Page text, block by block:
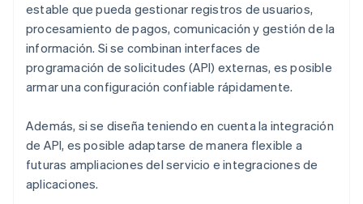
estable que pueda gestionar registros de usuarios,
procesamiento de pagos, comunicación y gestión de la
información. Si se combinan interfaces de
programación de solicitudes (API) externas, es posible
armar una configuración confiable rápidamente.
Además, si se diseña teniendo en cuenta la integración
de API, es posible adaptarse de manera flexible a
futuras ampliaciones del servicio e integraciones de
aplicaciones.